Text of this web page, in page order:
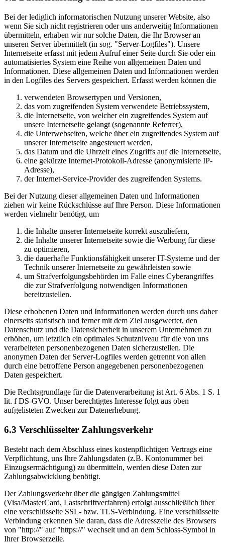
Bei der lediglich informatorischen Nutzung unserer Website, also
wenn Sie sich nicht registrieren oder uns anderweitig Informationen
übermitteln, erhaben wir nur solche Daten, die Ihr Browser an
unseren Server übermittelt (in sog. "Server-Logfiles"). Unsere
Internetseite erfasst mit jedem Aufruf einer Seite durch Sie oder ein
automatisiertes System eine Reihe von allgemeinen Daten und
Informationen. Diese allgemeinen Daten und Informationen werden
in den Logfiles des Servers gespeichert. Erfasst werden können die
verwendeten Browsertypen und Versionen,
das vom zugreifenden System verwendete Betriebssystem,
die Internetseite, von welcher ein zugreifendes System auf
unsere Internetseite gelangt (sogenannte Referrer),
die Unterwebseiten, welche über ein zugreifendes System auf
unserer Internetseite angesteuert werden,
das Datum und die Uhrzeit eines Zugriffs auf die Internetseite,
eine gekürzte Internet-Protokoll-Adresse (anonymisierte IP-
Adresse),
der Internet-Service-Provider des zugreifenden Systems.
Bei der Nutzung dieser allgemeinen Daten und Informationen
ziehen wir keine Rückschlüsse auf Ihre Person. Diese Informationen
werden vielmehr benötigt, um
die Inhalte unserer Internetseite korrekt auszuliefern,
die Inhalte unserer Internetseite sowie die Werbung für diese
zu optimieren,
die dauerhafte Funktionsfähigkeit unserer IT-Systeme und der
Technik unserer Internetseite zu gewährleisten sowie
um Strafverfolgungsbehörden im Falle eines Cyberangriffes
die zur Strafverfolgung notwendigen Informationen
bereitzustellen.
Diese erhobenen Daten und Informationen werden durch uns daher
einerseits statistisch und ferner mit dem Ziel ausgewertet, den
Datenschutz und die Datensicherheit in unserem Unternehmen zu
erhöhen, um letztlich ein optimales Schutzniveau für die von uns
verarbeiteten personenbezogenen Daten sicherzustellen. Die
anonymen Daten der Server-Logfiles werden getrennt von allen
durch eine betroffene Person angegebenen personenbezogenen
Daten gespeichert.
Die Rechtsgrundlage für die Datenverarbeitung ist Art. 6 Abs. 1 S. 1
lit. f DS-GVO. Unser berechtigtes Interesse folgt aus oben
aufgelisteten Zwecken zur Datenerhebung.
6.3 Verschlüsselter Zahlungsverkehr
Besteht nach dem Abschluss eines kostenpflichtigen Vertrags eine
Verpflichtung, uns Ihre Zahlungsdaten (z.B. Kontonummer bei
Einzugsermächtigung) zu übermitteln, werden diese Daten zur
Zahlungsabwicklung benötigt.
Der Zahlungsverkehr über die gängigen Zahlungsmittel
(Visa/MasterCard, Lastschriftverfahren) erfolgt ausschließlich über
eine verschlüsselte SSL- bzw. TLS-Verbindung. Eine verschlüsselte
Verbindung erkennen Sie daran, dass die Adresszeile des Browsers
von "http://" auf "https://" wechselt und an dem Schloss-Symbol in
Ihrer Browserzeile.